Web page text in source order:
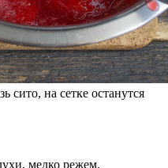
сито, на сетке останутся
мелко режем.